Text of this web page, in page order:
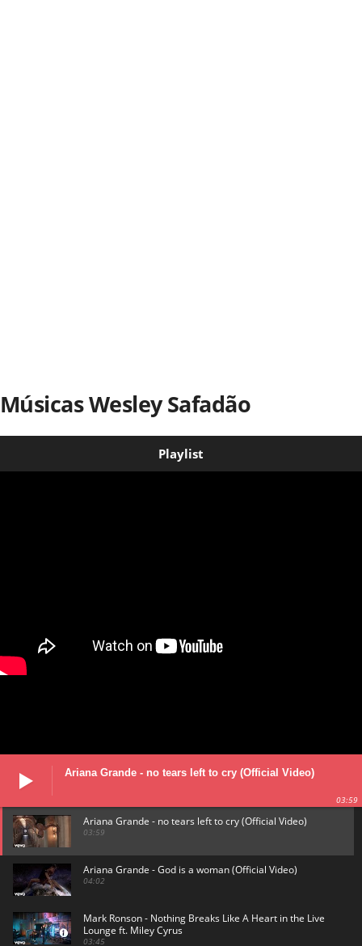
Músicas Wesley Safadão
Playlist
Ariana Grande - no tears left to cry (Official Video)
03:59
Ariana Grande - no tears left to cry (Official Video)
03:59
Ariana Grande - God is a woman (Official Video)
04:02
Mark Ronson - Nothing Breaks Like A Heart in the Live
Lounge ft. Miley Cyrus
03:45